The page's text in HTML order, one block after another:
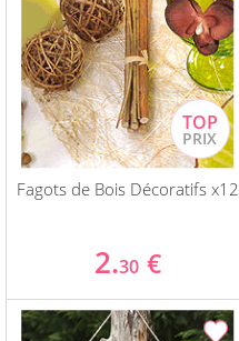
Fagots de Bois Décoratifs x12
2.30 €